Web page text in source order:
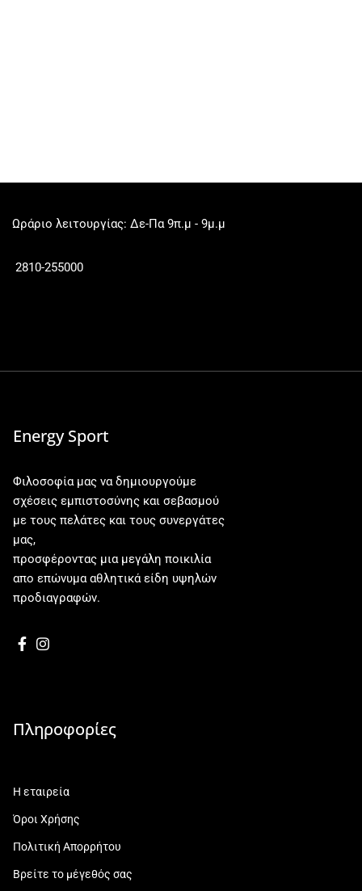
Ωράριο λειτουργίας: Δε-Πα 9π.μ - 9μ.μ
2810-255000
Energy Sport
Φιλοσοφία μας να δημιουργούμε
σχέσεις εμπιστοσύνης και σεβασμού
με τους πελάτες και τους συνεργάτες
μας,
προσφέροντας μια μεγάλη ποικιλία
απο επώνυμα αθλητικά είδη υψηλών
προδιαγραφών.
Πληροφορίες
Η εταιρεία
Όροι Χρήσης
Πολιτική Απορρήτου
Βρείτε το μέγεθός σας